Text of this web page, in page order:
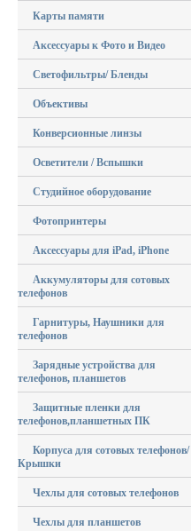
Карты памяти
Аксессуары к Фото и Видео
Светофильтры/ Бленды
Объективы
Конверсионные линзы
Осветители / Вспышки
Студийное оборудование
Фотопринтеры
Аксессуары для iPad, iPhone
Аккумуляторы для сотовых
телефонов
Гарнитуры, Наушники для
телефонов
Зарядные устройства для
телефонов, планшетов
Защитные пленки для
телефонов,планшетных ПК
Корпуса для сотовых телефонов/
Крышки
Чехлы для сотовых телефонов
Чехлы для планшетов